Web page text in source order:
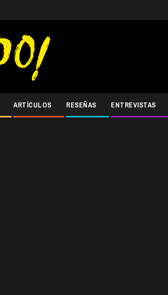
ARTÍCULOS RESEÑAS ENTREVISTAS